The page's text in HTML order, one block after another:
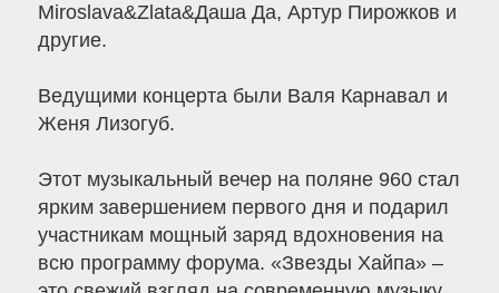
Miroslava&Zlata&Даша Да, Артур Пирожков и
другие.
Ведущими концерта были Валя Карнавал и
Женя Лизогуб.
Этот музыкальный вечер на поляне 960 стал
ярким завершением первого дня и подарил
участникам мощный заряд вдохновения на
всю программу форума. «Звезды Хайпа» –